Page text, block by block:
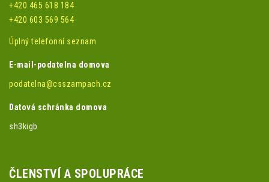
+420 465 618 184
+420 603 569 564
Úplný telefonní seznam
E-mail-podatelna domova
podatelna@csszampach.cz
Datová schránka domova
sh3kigb
ČLENSTVÍ A SPOLUPRÁCE